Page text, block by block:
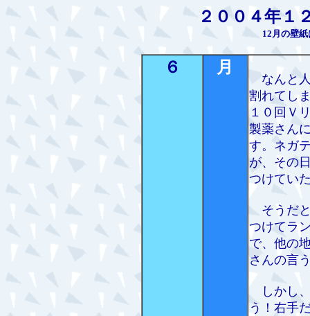
２００４年１
12月の壁
６ 月
なんと人
割れてし
１０回Ｖ
製薬さん
す。ネガ
が、その
つけてい
そうだと
つけてラ
で、他の
さんの言
しかし、
う！右手